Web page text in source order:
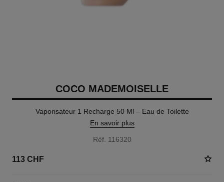
COCO MADEMOISELLE
Vaporisateur 1 Recharge 50 Ml – Eau de Toilette
En savoir plus
Réf. 116320
113 CHF